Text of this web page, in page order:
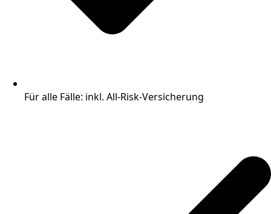
Für alle Fälle: inkl. All-Risk-Versicherung